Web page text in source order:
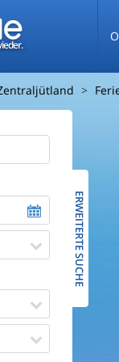
Ausstattung
Whirlpool
ERWEITERTE SUCHE